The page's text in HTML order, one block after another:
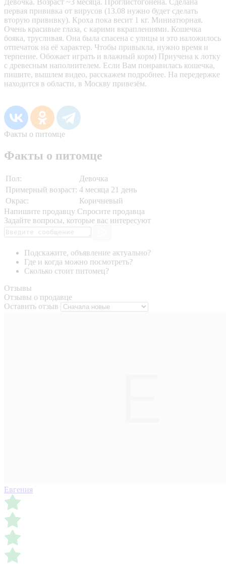
первая прививка от вирусов (13.08 нужно будет сделать
вторую прививку). Кроха пока весит 1 кг. Миниатюрная.
Очень красивые глаза, с карими вкраплениями. Кошечка
бояка, трусливая. Она была спасена с улицы и это наложилось
отпечаток на её характер. Чтобы привыкла, нужно время и
терпение. Обожает играть и влажный корм) Приучена к лотку
с древесным наполнителем. Если Вам понравилась кошечка,
пишите, вышлем видео, расскажем подробнее. На передержке
находится в области, в Москву привезём.
Факты о питомце
Факты о питомце
Пол:
Девочка
Примерный возраст: 4 месяца 21 день
Окрас:
Коричневый
Напишите продавцу Спросите продавца
Задайте вопросы, которые вас интересуют
Подскажите, объявление актуально?
Где и когда можно посмотреть?
Сколько стоит питомец?
Отзывы
Отзывы о продавце
Оставить отзыв
Евгения